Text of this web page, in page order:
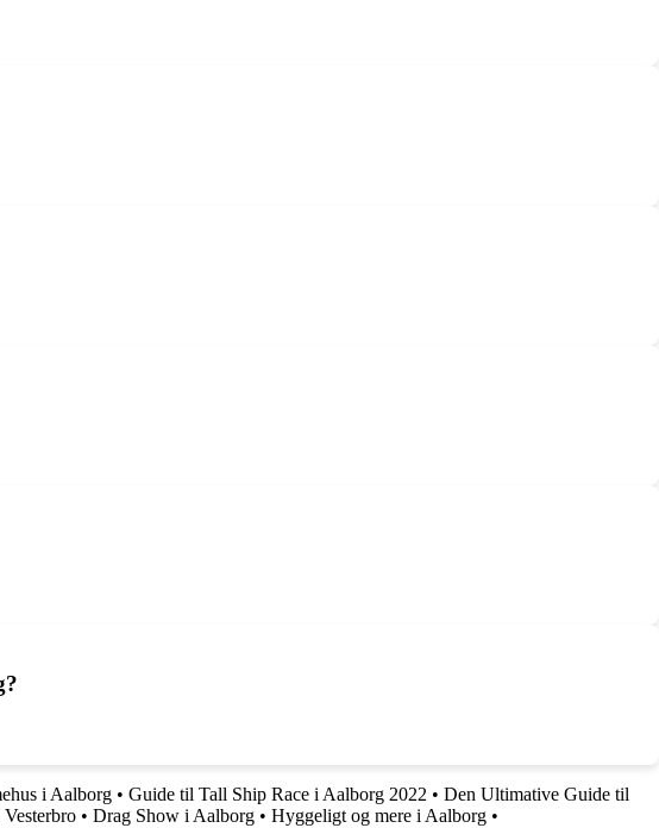
i Aalborg • Guide til Tall Ship Race i Aalborg 2022 • Den Ultimative Guide til
• Drag Show i Aalborg • Hyggeligt og mere i Aalborg •